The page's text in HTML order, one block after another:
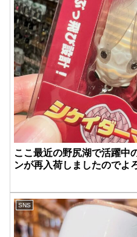
ここ最近の野尻湖で活躍中
ンが再入荷しましたのでよ
SNS